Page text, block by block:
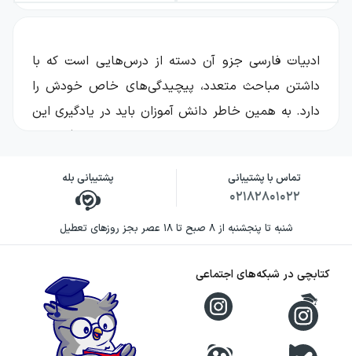
ادبیات فارسی جزو آن دسته از درس‌هایی است که با
داشتن مباحث متعدد، پیچیدگی‌های خاص خودش را
دارد. به همین خاطر دانش آموزان باید در یادگیری این
درس نهایت دقت و تلاش خود را به کار بگیرند و
در بحث معنی لغات، املای واژگان، تاریخ ادبیات،
آرایه‌های ادبی، قرابت معنایی و سایر مباحث ادبیات
فارسی به تسلط دست پیدا کنید، باید علاوه بر مطالب
باشید.
به خاطر گستردگی مباحث ادبیات فارسی، بهتر است این
درس را به صورت مبحثی یاد بگیرید. به همین خاطر
تماس با پشتیبانی
۰۲۱۸۲۸۰۱۰۲۲
پشتیبانی بله
شنبه تا پنجشنبه از ۸ صبح تا ۱۸ عصر بجز روزهای تعطیل
کتابچی در شبکه‌های اجتماعی